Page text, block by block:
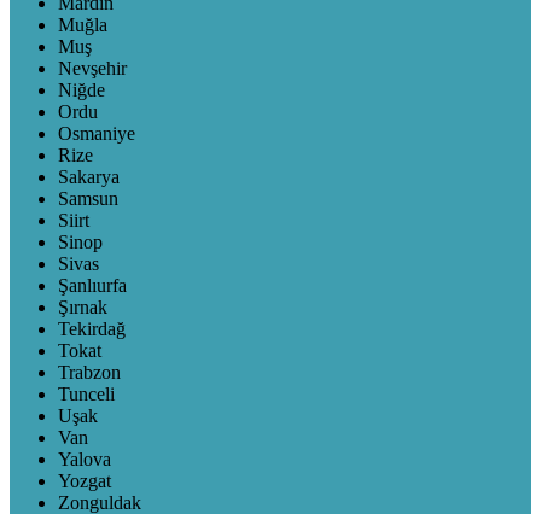
Muğla
Muş
Nevşehir
Niğde
Ordu
Osmaniye
Rize
Sakarya
Samsun
Siirt
Sinop
Sivas
Şanlıurfa
Şırnak
Tekirdağ
Tokat
Trabzon
Tunceli
Uşak
Van
Yalova
Yozgat
Zonguldak